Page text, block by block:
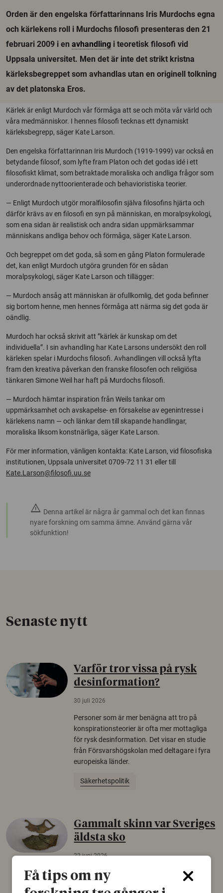
Orden är den engelska författarinnans Iris Murdochs egna
och kärlekens roll i Murdochs filosofi presenteras den 21
februari 2009 i en avhandling i teoretisk filosofi vid
Uppsala universitet. Men det är inte det strikt kristna
kärleksbegreppet som avhandlas utan en originell tolkning
av det platonska Eros.
Kärlek är enligt Murdoch vår förmåga att se och möta vår värld och
våra medmänniskor. I hennes filosofi tecknas ett dynamiskt
kärleksbegrepp, säger Kate Larson.
Den engelska författarinnan Iris Murdoch (1919-1999) var också en
betydande filosof, som lyfte fram Platon och det godas idé i ett
filosofiskt klimat, som betraktade moraliska och andliga frågor som
underordnade nyttoorienterade och behavioristiska teorier.
— Enligt Murdoch utgör moralfilosofin själva filosofins hjärta och
därför krävs av en filosofi en syn på människan, en moralpsykologi,
som ena sidan är realistisk och andra sidan uppmärksammar
människans andliga behov och förmåga, säger Kate Larson.
Och begreppet om det goda, så som en gång Platon formulerade
det, kan enligt Murdoch utgöra grunden för en sådan
moralpsykologi, säger Kate Larson och tillägger:
— Murdoch ansåg att människan är ofullkomlig, det goda befinner
sig bortom henne, men hennes förmåga att närma sig det goda är
oändlig.
Murdoch har också skrivit att ”kärlek är kunskap om det
individuella”. I sin avhandling har Kate Larsons undersökt den roll
kärleken spelar i Murdochs filosofi. Avhandlingen vill också lyfta
fram den kreativa påverkan den franske filosofen och religiösa
tänkaren Simone Weil har haft på Murdochs filosofi.
— Murdoch hämtar inspiration från Weils tankar om
uppmärksamhet och avskapelse- en försakelse av egenintresse i
kärlekens namn — och länkar dem till skapande handlingar,
moraliska liksom konstnärliga, säger Kate Larson.
För mer information, vänligen kontakta: Kate Larson, vid filosofiska
institutionen, Uppsala universitet 0709-72 11 31 eller till
Kate.Larson@filosofi.uu.se
warning Denna artikel är några år gammal och det kan finnas
nyare forskning om samma ämne. Använd gärna vår
sökfunktion!
Senaste nytt
Varför tror vissa på rysk
desinformation?
30 juli 2026
Personer som är mer benägna att tro på
konspirationsteorier är ofta mer mottagliga
för rysk desinformation. Det visar en studie
från Försvarshögskolan med deltagare i fyra
europeiska länder.
Säkerhetspolitik
Gammalt skinn var Sveriges
äldsta sko
22 juni 2026
Det som arkeologer länge trodde var en
björnfäll visar sig vara delar av en 2000 år
Få tips om ny